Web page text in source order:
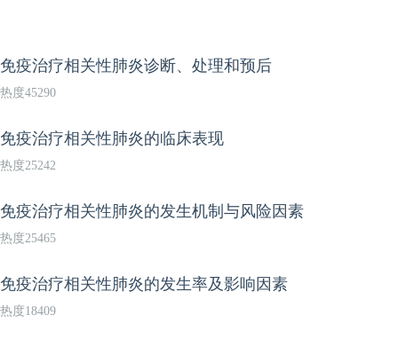
免疫治疗相关性肺炎诊断、处理和预后
热度45290
免疫治疗相关性肺炎的临床表现
热度25242
免疫治疗相关性肺炎的发生机制与风险因素
热度25465
免疫治疗相关性肺炎的发生率及影响因素
热度18409